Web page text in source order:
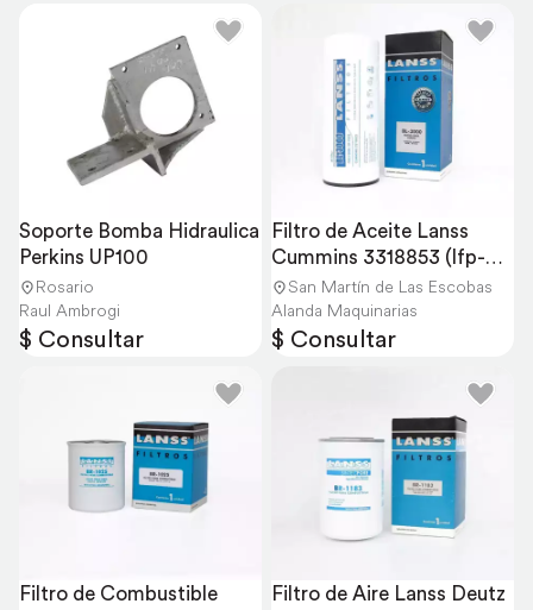
Soporte Bomba Hidraulica
Perkins UP100
Rosario
Raul Ambrogi
$ Consultar
Filtro de Aceite Lanss
Cummins 3318853 (lfp-
3000)
San Martín de Las Escobas
Alanda Maquinarias
$ Consultar
Filtro de Combustible
Filtro de Aire Lanss Deutz